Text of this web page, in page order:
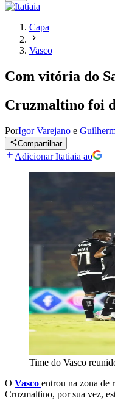
Capa
Vasco
Com vitória do
Cruzmaltino foi
PorIgor Varejano e
Compartilhar
Adicionar Itatiaia ao
Time do Vasco
O Vasco entrou na zona de
Cruzmaltino, por sua vez,